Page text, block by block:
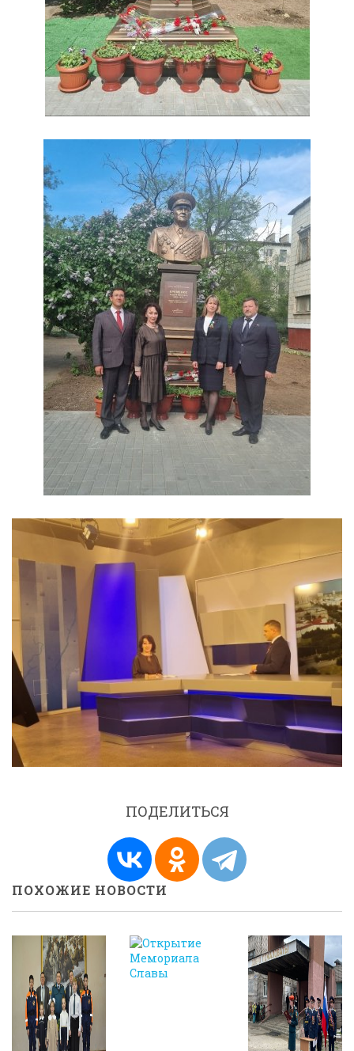
ПОДЕЛИТЬСЯ
ПОХОЖИЕ НОВОСТИ